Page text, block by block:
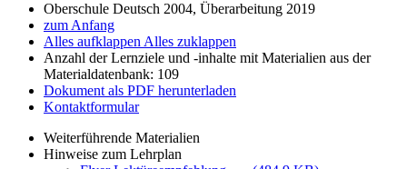
Oberschule Deutsch 2004, Überarbeitung 2019
zum Anfang
Alles aufklappen Alles zuklappen
Anzahl der Lernziele und -inhalte mit Materialien aus der
Materialdatenbank: 109
Dokument als PDF herunterladen
Kontaktformular
Weiterführende Materialien
Hinweise zum Lehrplan